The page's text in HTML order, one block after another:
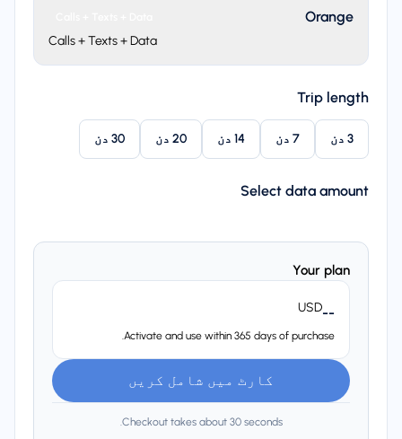
Orange
Calls + Texts + Data
Trip length
3 دن 7 دن 14 دن 20 دن 30 دن
Select data amount
Your plan
--
USD
Activate and use within 365 days of purchase.
کارٹ میں شامل کریں
Checkout takes about 30 seconds.